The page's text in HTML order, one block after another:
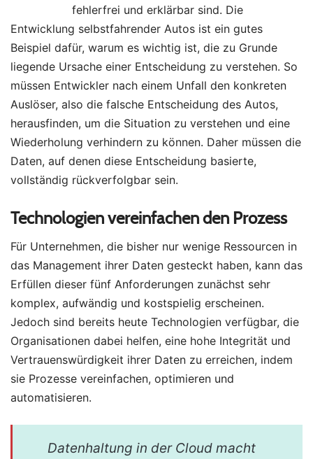
fehlerfrei und erklärbar sind. Die
Entwicklung selbstfahrender Autos ist ein gutes
Beispiel dafür, warum es wichtig ist, die zu Grunde
liegende Ursache einer Entscheidung zu verstehen. So
müssen Entwickler nach einem Unfall den konkreten
Auslöser, also die falsche Entscheidung des Autos,
herausfinden, um die Situation zu verstehen und eine
Wiederholung verhindern zu können. Daher müssen die
Daten, auf denen diese Entscheidung basierte,
vollständig rückverfolgbar sein.
Technologien vereinfachen den Prozess
Für Unternehmen, die bisher nur wenige Ressourcen in
das Management ihrer Daten gesteckt haben, kann das
Erfüllen dieser fünf Anforderungen zunächst sehr
komplex, aufwändig und kostspielig erscheinen.
Jedoch sind bereits heute Technologien verfügbar, die
Organisationen dabei helfen, eine hohe Integrität und
Vertrauenswürdigkeit ihrer Daten zu erreichen, indem
sie Prozesse vereinfachen, optimieren und
automatisieren.
Datenhaltung in der Cloud macht